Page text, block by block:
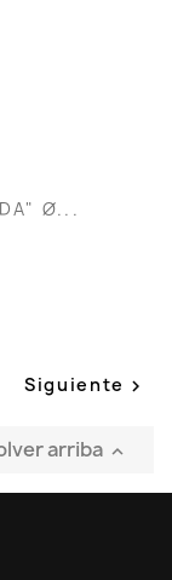
Ø...
Siguiente 
arriba 